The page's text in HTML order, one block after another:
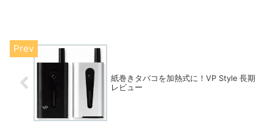
紙巻きタバコを加熱式に！VP Style 長期
レビュー